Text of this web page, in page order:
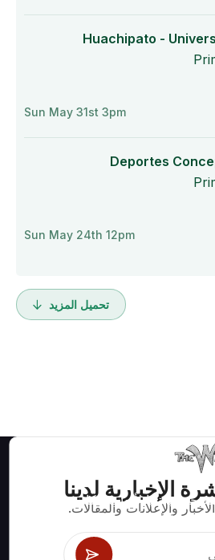
Huachipato -
Sun May 31st 3pm
Deportes
Sun May 24th 12pm
تحميل المزيد
الإخبارية لدينا
والإعلانات والمقالات.
رياضيا لألعاب الكازينو مثل
ومئات الألعاب الأخرى التي